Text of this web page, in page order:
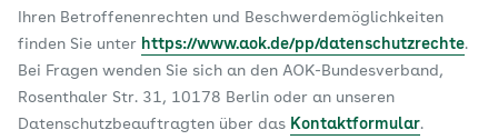
Ihren Betroffenenrechten und Beschwerdemöglichkeiten
finden Sie unter https://www.aok.de/pp/datenschutzrechte.
Bei Fragen wenden Sie sich an den AOK-Bundesverband,
Rosenthaler Str. 31, 10178 Berlin oder an unseren
Datenschutzbeauftragten über das Kontaktformular.